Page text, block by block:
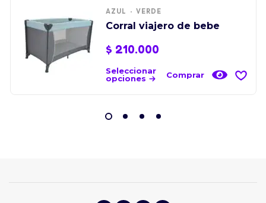
AZUL VERDE
Corral viajero de bebe
$ 210.000
Seleccionar
opciones
Comprar